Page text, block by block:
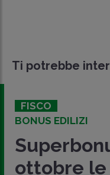
Ti potrebbe
FISCO
BONUS EDILIZI
ottobre le